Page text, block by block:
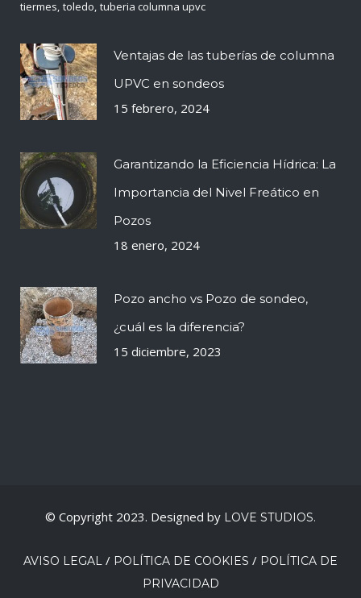
tiermes toledo tuberia columna upvc
Ventajas de las tuberías de columna
UPVC en sondeos
15 febrero, 2024
Garantizando la Eficiencia Hídrica: La
Importancia del Nivel Freático en
Pozos
18 enero, 2024
Pozo ancho vs Pozo de sondeo,
¿cuál es la diferencia?
15 diciembre, 2023
© Copyright 2023. Designed by LOVE STUDIOS.
AVISO LEGAL / POLÍTICA DE COOKIES / POLÍTICA DE
PRIVACIDAD